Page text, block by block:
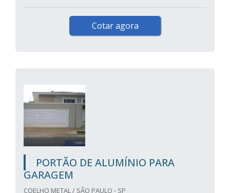
Cotar agora
PORTÃO DE ALUMÍNIO PARA
GARAGEM
COELHO METAL / SÃO PAULO - SP